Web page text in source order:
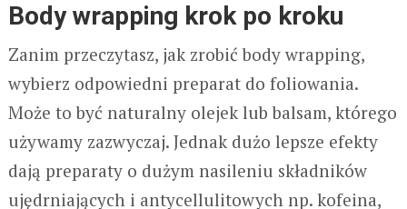
Body wrapping krok po kroku
Zanim przeczytasz, jak zrobić body wrapping,
wybierz odpowiedni preparat do foliowania.
Może to być naturalny olejek lub balsam, którego
używamy zazwyczaj. Jednak dużo lepsze efekty
dają preparaty o dużym nasileniu składników
ujędrniających i antycellulitowych np. kofeina,